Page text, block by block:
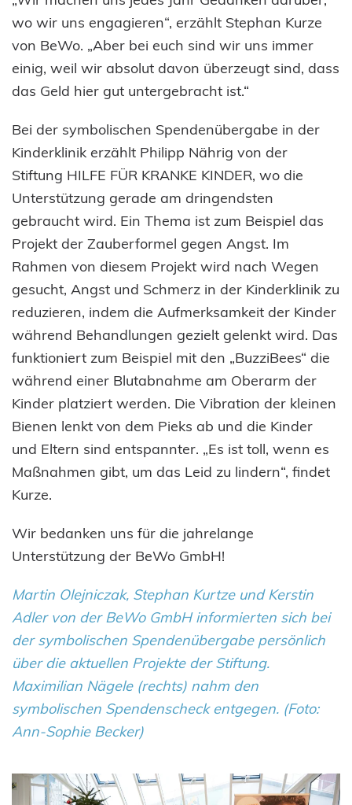
wo wir uns engagieren“, erzählt Stephan Kurze
von BeWo. „Aber bei euch sind wir uns immer
einig, weil wir absolut davon überzeugt sind, dass
das Geld hier gut untergebracht ist.“
Bei der symbolischen Spendenübergabe in der
Kinderklinik erzählt Philipp Nährig von der
Stiftung HILFE FÜR KRANKE KINDER, wo die
Unterstützung gerade am dringendsten
gebraucht wird. Ein Thema ist zum Beispiel das
Projekt der Zauberformel gegen Angst. Im
Rahmen von diesem Projekt wird nach Wegen
gesucht, Angst und Schmerz in der Kinderklinik zu
reduzieren, indem die Aufmerksamkeit der Kinder
während Behandlungen gezielt gelenkt wird. Das
funktioniert zum Beispiel mit den „BuzziBees“ die
während einer Blutabnahme am Oberarm der
Kinder platziert werden. Die Vibration der kleinen
Bienen lenkt von dem Pieks ab und die Kinder
und Eltern sind entspannter. „Es ist toll, wenn es
Maßnahmen gibt, um das Leid zu lindern“, findet
Kurze.
Wir bedanken uns für die jahrelange
Unterstützung der BeWo GmbH!
Martin Olejniczak, Stephan Kurtze und Kerstin
Adler von der BeWo GmbH informierten sich bei
der symbolischen Spendenübergabe persönlich
über die aktuellen Projekte der Stiftung.
Maximilian Nägele (rechts) nahm den
symbolischen Spendenscheck entgegen. (Foto:
Ann-Sophie Becker)